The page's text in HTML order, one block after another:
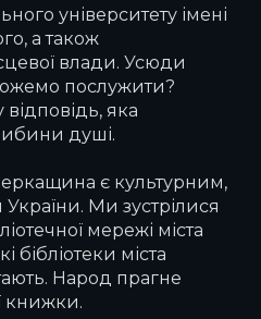
університету імені
а також
влади. Усюди
послужити?
відповідь, яка
душі.
є культурним,
Ми зустрілися
мережі міста
бібліотеки міста
Народ прагне
книжки.